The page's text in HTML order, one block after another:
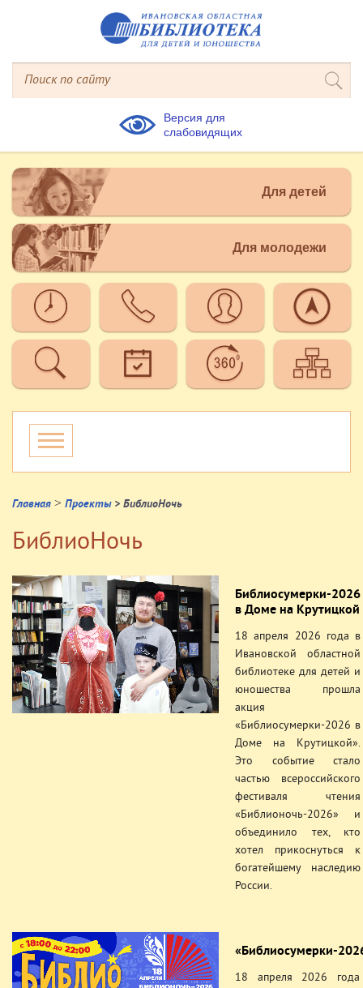
Версия для
слабовидящих
Для детей
Для молодежи
Главная > Проекты > БиблиоНочь
БиблиоНочь
Библиосумерки-2026
в Доме на Крутицкой
18 апреля 2026 года в
Ивановской областной
библиотеке для детей и
юношества прошла
акция
«Библиосумерки-2026 в
Доме на Крутицкой».
Это событие стало
частью всероссийского
фестиваля чтения
«Библионочь-2026» и
объединило тех, кто
хотел прикоснуться к
богатейшему наследию
России.
«Библиосумерки-
18 апреля 2026